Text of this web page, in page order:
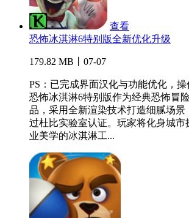
查看
恐怖冰淇淋6特别版全新优化升级
179.82 MB丨07-07
PS：已完成界面汉化与功能优化，操
恐怖冰淇淋6特别版作为经典恐怖冒
品，采用全新渲染技术打造细腻场景
过杜比实验室认证。玩家将化身城市
业美学的冰淇淋工...